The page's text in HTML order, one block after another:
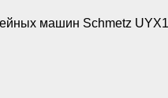
машин Schmetz